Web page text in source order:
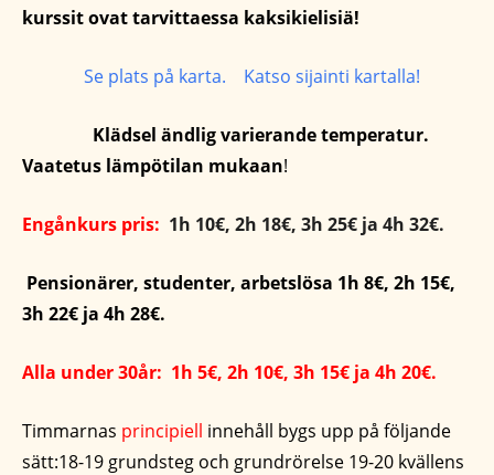
kurssit ovat tarvittaessa kaksikielisiä!
Se plats på karta. Katso sijainti kartalla!
Klädsel ändligvarierandetemperatur.
Vaatetus lämpötilan mukaan!
Engånkurs pris: 1h 10€, 2h 18€, 3h 25€ ja 4h 32€.
Pensionärer, studenter, arbetslösa 1h 8€, 2h 15€,
3h 22€ ja 4h 28€.
Alla under 30år: 1h 5€, 2h 10€, 3h 15€ ja 4h 20€.
Timmarnas principiell innehåll bygs upp på följande
sätt:18-19 grundsteg och grundrörelse 19-20 kvällens